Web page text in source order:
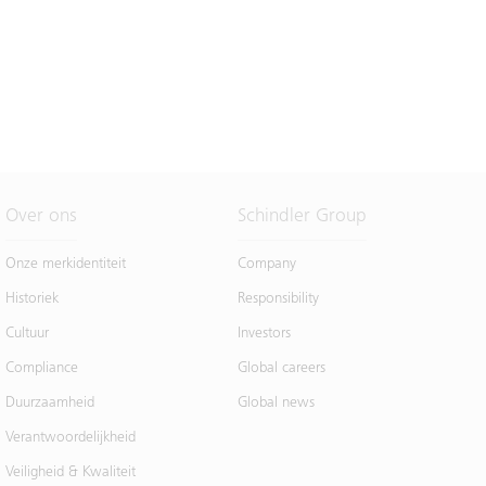
Over ons
Onze merkidentiteit
Historiek
Cultuur
Compliance
Duurzaamheid
Verantwoordelijkheid
Veiligheid & Kwaliteit
Schindler Group
Company
Responsibility
Investors
Global careers
Global news